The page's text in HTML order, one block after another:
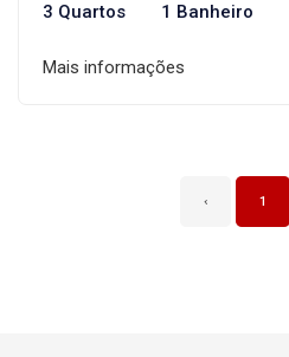
3 Quartos 1 Banheiro
Mais informações
‹ 1